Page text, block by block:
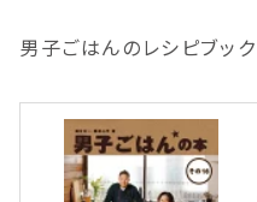
男子ごはんのレシピブック